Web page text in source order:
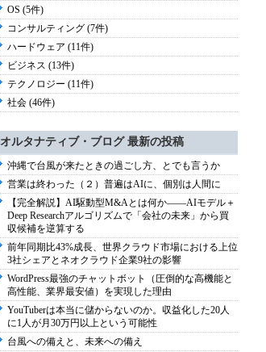
OS (5件)
コンサルティング (7件)
ハードウェア (11件)
ビジネス (13件)
テクノロジー (11件)
社会 (46件)
オルタナティブ・ブログ 最新の投稿
沖縄で台風が来たときの過ごし方、とでも言うか
営業は終わった（２）普遍はAIに、個別は人間に
【完全解説】AI駆動型M&Aとは何か――AIモデル＋
Deep Researchアルゴリズムで「会社の未来」から買
収候補を逆算する
前年同期比43%成長、世界クラウド市場における上位
3社シェアとネオクラウド企業9社の影響
WordPress最強のチャットボット（圧倒的な高機能と
高性能、業界最安値）を実現した理由
YouTuberは本当に儲からないのか。収益化した20人
に1人が月30万円以上という可能性
台風への備えと、未来への備え